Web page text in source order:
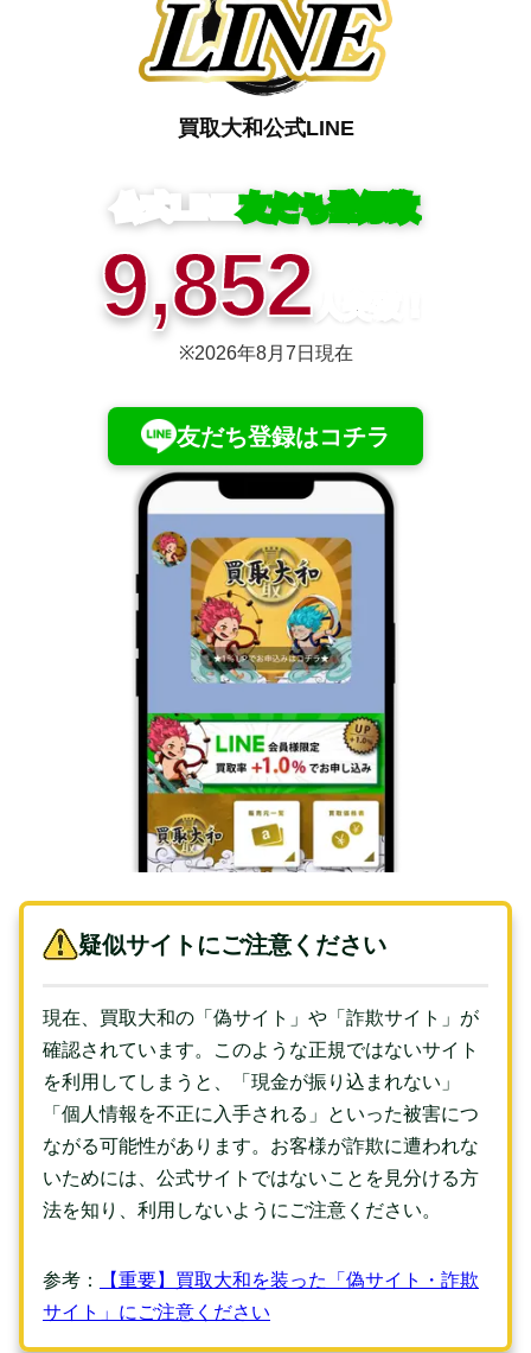
買取大和公式LINE
公式LINE友だち登録数
9,852 人突破！
※2026年8月7日 現在
友だち登録はコチラ
疑似サイトにご注意ください
現在、買取大和の「偽サイト」や「詐欺サイト」が
確認されています。このような正規ではないサイト
を利用してしまうと、「現金が振り込まれない」
「個人情報を不正に入手される」といった被害につ
ながる可能性があります。お客様が詐欺に遭われな
いためには、公式サイトではないことを見分ける方
法を知り、利用しないようにご注意ください。
参考：
【重要】買取大和を装った「偽サイト・詐欺
サイト」にご注意ください